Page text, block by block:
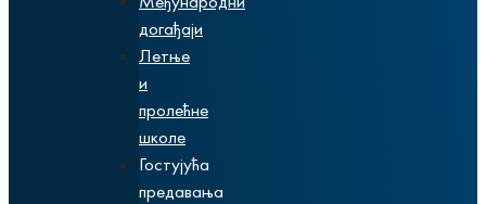
догађаји
Летње
и
пролећне
школе
Гостујућа
предавања